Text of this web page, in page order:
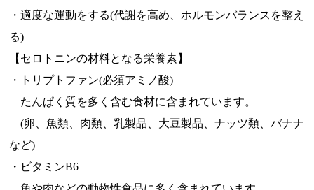
・適度な運動をする(代謝を高め、ホルモンバランスを整え
る)
【セロトニンの材料となる栄養素】
・トリプトファン(必須アミノ酸)
たんぱく質を多く含む食材に含まれています。
(卵、魚類、肉類、乳製品、大豆製品、ナッツ類、バナナ
など)
・ビタミンB6